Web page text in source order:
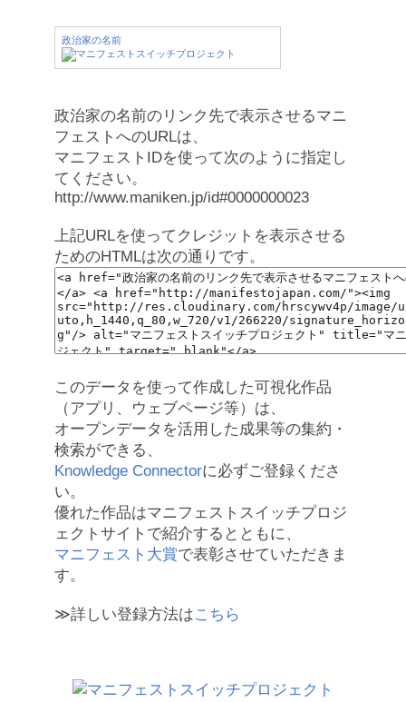
政治家の名前
政治家の名前のリンク先で表示させるマニ
フェストへのURLは、
マニフェストIDを使って次のように指定し
てください。
http://www.maniken.jp/id#0000000023
上記URLを使ってクレジットを表示させる
ためのHTMLは次の通りです。
このデータを使って作成した可視化作品
（アプリ、ウェブページ等）は、
オープンデータを活用した成果等の集約・
検索ができる、
Knowledge Connectorに必ずご登録くださ
い。
優れた作品はマニフェストスイッチプロジ
ェクトサイトで紹介するとともに、
マニフェスト大賞で表彰させていただきま
す。
≫詳しい登録方法はこちら